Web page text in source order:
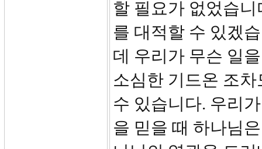
할 필요가 없었습
를 대적할 수 있겠
데 우리가 무슨 일
소심한 기드온 조
수 있습니다. 우리
을 믿을 때 하나님